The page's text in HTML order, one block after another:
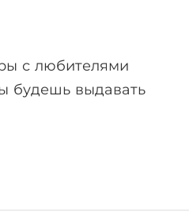
с любителями
будешь выдавать